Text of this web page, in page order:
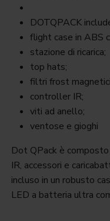
DOTQPACK
flight case in ABS
stazione di ricarica;
top hats;
filtri frost
controller IR;
viti ad anello;
ventose e gioghi
Dot QPack è
IR, accessori e
incluso in un robusto
LED a batteria ultra